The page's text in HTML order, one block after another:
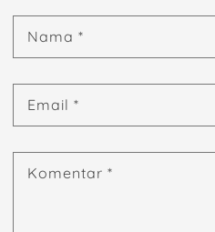
Nama *
Email *
Komentar *